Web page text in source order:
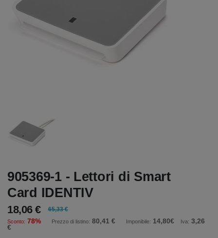
905369-1 - Lettori di Smart
Card IDENTIV
18,06 € 65,33 €
Sconto: 78% Prezzo di listino: 80,41 € Imponibile: 14,80€ Iva: 3,26
€